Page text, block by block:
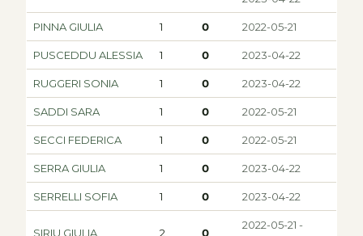
PINNA GIULIA 1 0 2022-05-21
PUSCEDDU ALESSIA 1 0 2023-04-22
RUGGERI SONIA 1 0 2023-04-22
SADDI SARA 1 0 2022-05-21
SECCI FEDERICA 1 0 2022-05-21
SERRA GIULIA 1 0 2023-04-22
SERRELLI SOFIA 1 0 2023-04-22
SIRIU GIULIA 2 0
2022-05-21 -